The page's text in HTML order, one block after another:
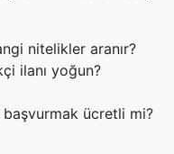
nitelikler aranır?
ilanı yoğun?
başvurmak ücretli mi?